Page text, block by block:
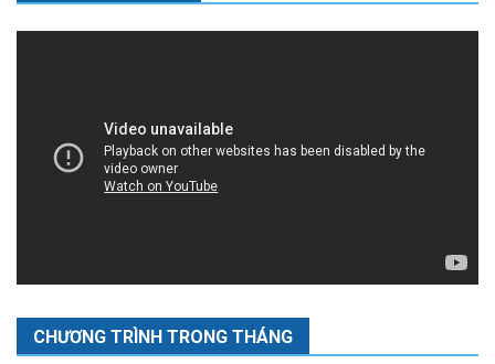
CHƯƠNG TRÌNH TRONG THÁNG